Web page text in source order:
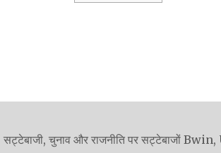
सट्टेबाजी, चुनाव और राजनीति पर सट्टेबाजों